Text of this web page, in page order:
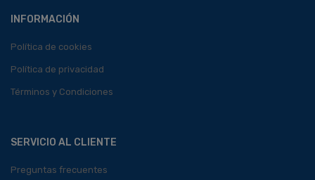
INFORMACIÓN
Política de cookies
Política de privacidad
Términos y Condiciones
SERVICIO AL CLIENTE
Preguntas frecuentes